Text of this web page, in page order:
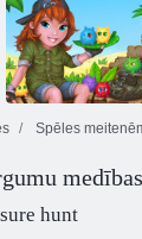
Jūras burbuļu
šāvējs
Svītrains Island
Spēles
medības
hunt